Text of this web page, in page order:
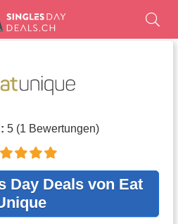
5 (1 Bewertungen)
Day Deals von Eat